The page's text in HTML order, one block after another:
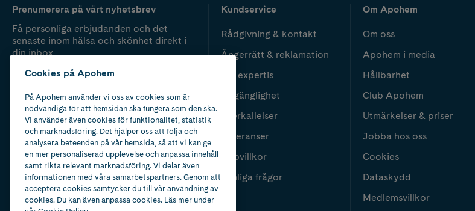
Prenumerera på vårt nyhetsbrev
Få personliga erbjudanden och det
senaste inom hälsa och skönhet direkt i
din inbox.
Kundservice
Rådgivning & kontakt
Ångerrätt & reklamation
Vår expertis
Tillgänglighet
Återkallelser
Leveranser
Köpvillkor
Vanliga frågor
Om Apohem
Om oss
Apohem i media
Hållbarhet
Club Apohem
Utmärkelser & priser
Jobba hos oss
Cookies
Dataskydd
Medlemsvillkor
Cookies på Apohem
På Apohem använder vi oss av cookies som är
nödvändiga för att hemsidan ska fungera som den ska.
Vi använder även cookies för funktionalitet, statistik
och marknadsföring. Det hjälper oss att följa och
analysera beteenden på vår hemsida, så att vi kan ge
en mer personaliserad upplevelse och anpassa innehåll
samt rikta relevant marknadsföring. Vi delar även
informationen med våra samarbetspartners. Genom att
acceptera cookies samtycker du till vår användning av
cookies. Du kan även anpassa cookies. Läs mer under